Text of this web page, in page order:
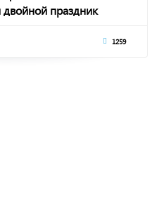
двойной праздник
1259